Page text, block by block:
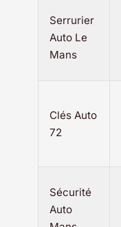
Serrurier
Auto Le
Mans
Clés Auto
72
Sécurité
Auto